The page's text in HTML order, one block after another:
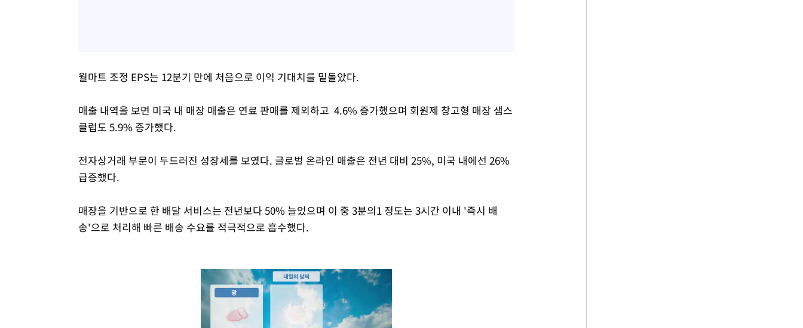
월마트 조정 EPS는 12분기 만에 처음으로 이익 기대치를 밑돌았다.
매출 내역을 보면 미국 내 매장 매출은 연료 판매를 제외하고 4.6% 증가했으며 회원제 창고형 매장 샘스
클럽도 5.9% 증가했다.
전자상거래 부문이 두드러진 성장세를 보였다. 글로벌 온라인 매출은 전년 대비 25%, 미국 내에선 26%
급증했다.
매장을 기반으로 한 배달 서비스는 전년보다 50% 늘었으며 이 중 3분의1 정도는 3시간 이내 '즉시 배
송'으로 처리해 빠른 배송 수요를 적극적으로 흡수했다.